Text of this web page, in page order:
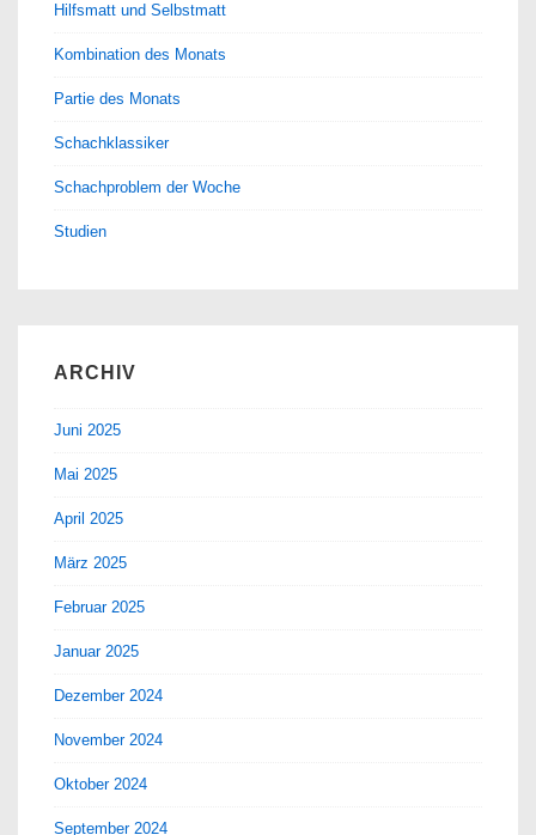
Hilfsmatt und Selbstmatt
Kombination des Monats
Partie des Monats
Schachklassiker
Schachproblem der Woche
Studien
ARCHIV
Juni 2025
Mai 2025
April 2025
März 2025
Februar 2025
Januar 2025
Dezember 2024
November 2024
Oktober 2024
September 2024